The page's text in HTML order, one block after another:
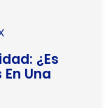
¿Es
Una